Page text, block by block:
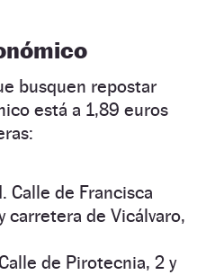
busquen repostar
está a 1,89 euros
Calle de Francisca
carretera de Vicálvaro,
de Pirotecnia, 2 y